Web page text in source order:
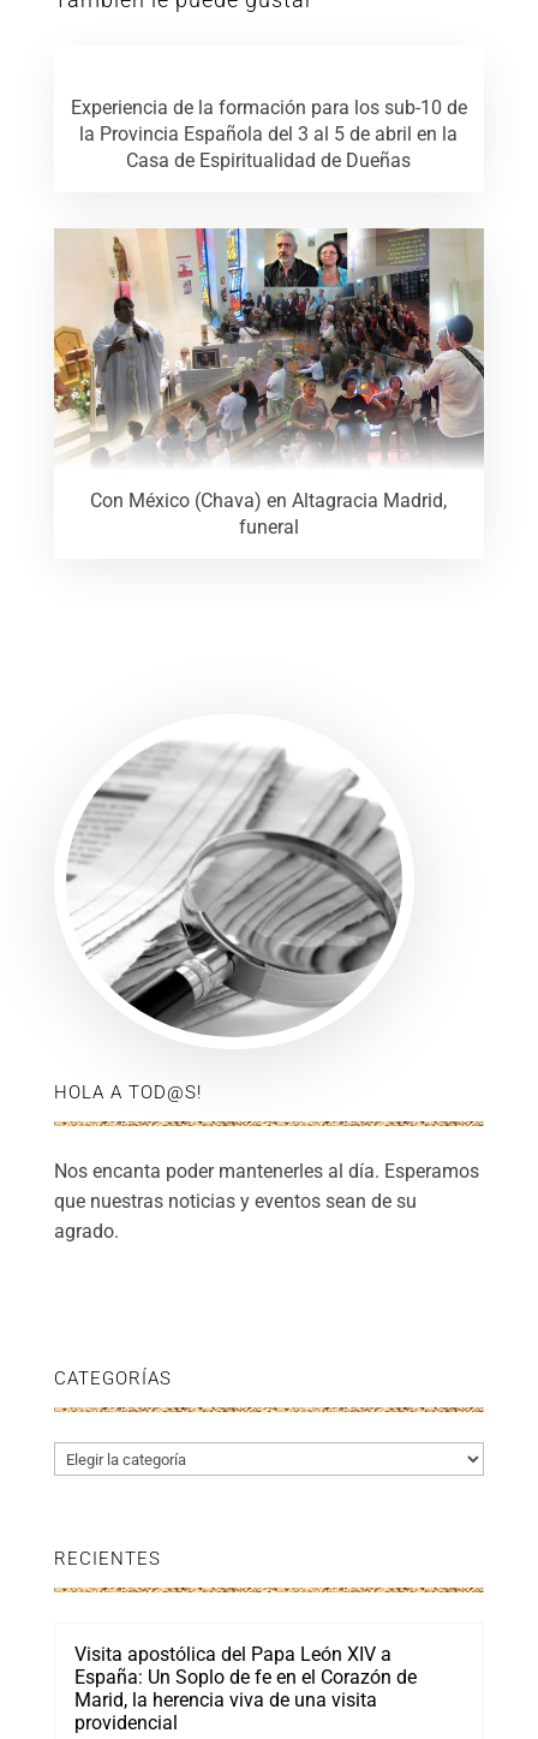
Experiencia de la formación para los sub-10 de
la Provincia Española del 3 al 5 de abril en la
Casa de Espiritualidad de Dueñas
Con México (Chava) en Altagracia Madrid,
funeral
HOLA A TOD@S!
Nos encanta poder mantenerles al día. Esperamos
que nuestras noticias y eventos sean de su
agrado.
CATEGORÍAS
Categorías
RECIENTES
Visita apostólica del Papa León XIV a
España: Un Soplo de fe en el Corazón de
Marid, la herencia viva de una visita
providencial